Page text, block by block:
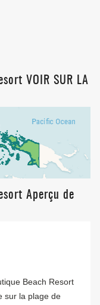
VOIR SUR LA
Aperçu de
Beach Resort
sur la plage de